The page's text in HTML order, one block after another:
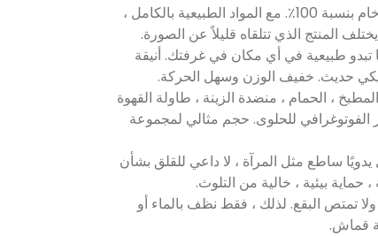
1. صينية الرخام مصنوعة من الرخام بنسبة 100٪. مع المواد الطبيعية بالكامل ،
المنتج الذي تتلقاه قليلاً عن الصورة.
تبدو طبيعية في أي مكان في غرفتك. أنيقة
حديث. خفيف الوزن وسهل الحركة.
، الحمام ، منضدة الزينة ، طاولة القهوة
الفوتوغرافي للحلوى. حجم مثالي لمجموعة
ساطع مثل المرآة ، لا داعي للقلق بشأن
حماية بيئية ، خالية من التلوث.
تمتص البقع. لذلك ، فقط نظف بالماء أو
قماش.